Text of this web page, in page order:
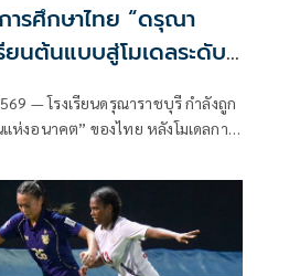
ษาไทย “ดรุณา
ยนต้นแบบสู่โมเดลระดับ
ำครู 104 ชีวิต ถอดรหัส
— โรงเรียนดรุณาราชบุรี กำลังถูก
ห่งอนาคต” ของไทย หลังโมเดลการ